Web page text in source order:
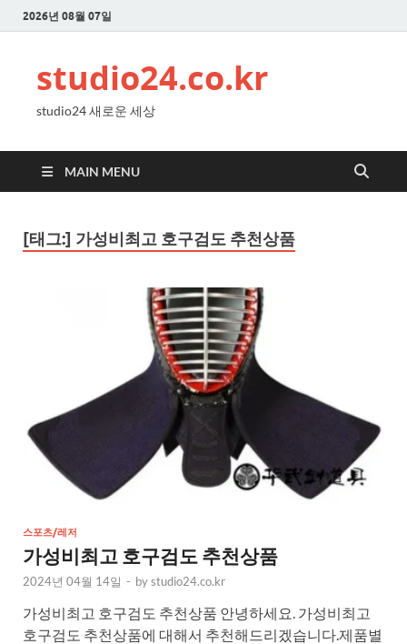
2026년 08월 07일
studio24.co.kr
studio24 새로운 세상
MAIN MENU
[태그:] 가성비최고 호구검도 추천상품
스포츠/레저
가성비최고 호구검도 추천상품
2024년 04월 14일 - bystudio24.co.kr
가성비최고 호구검도 추천상품 안녕하세요. 가성비최고
호구검도 추천상품에 대해서 추천해드리겠습니다.제품별